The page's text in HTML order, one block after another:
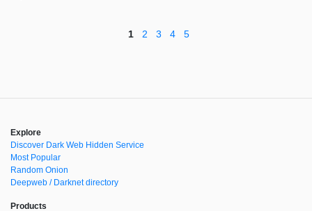
1 2 3 4 5
Explore
Discover Dark Web Hidden Service
Most Popular
Random Onion
Deepweb / Darknet directory
Products